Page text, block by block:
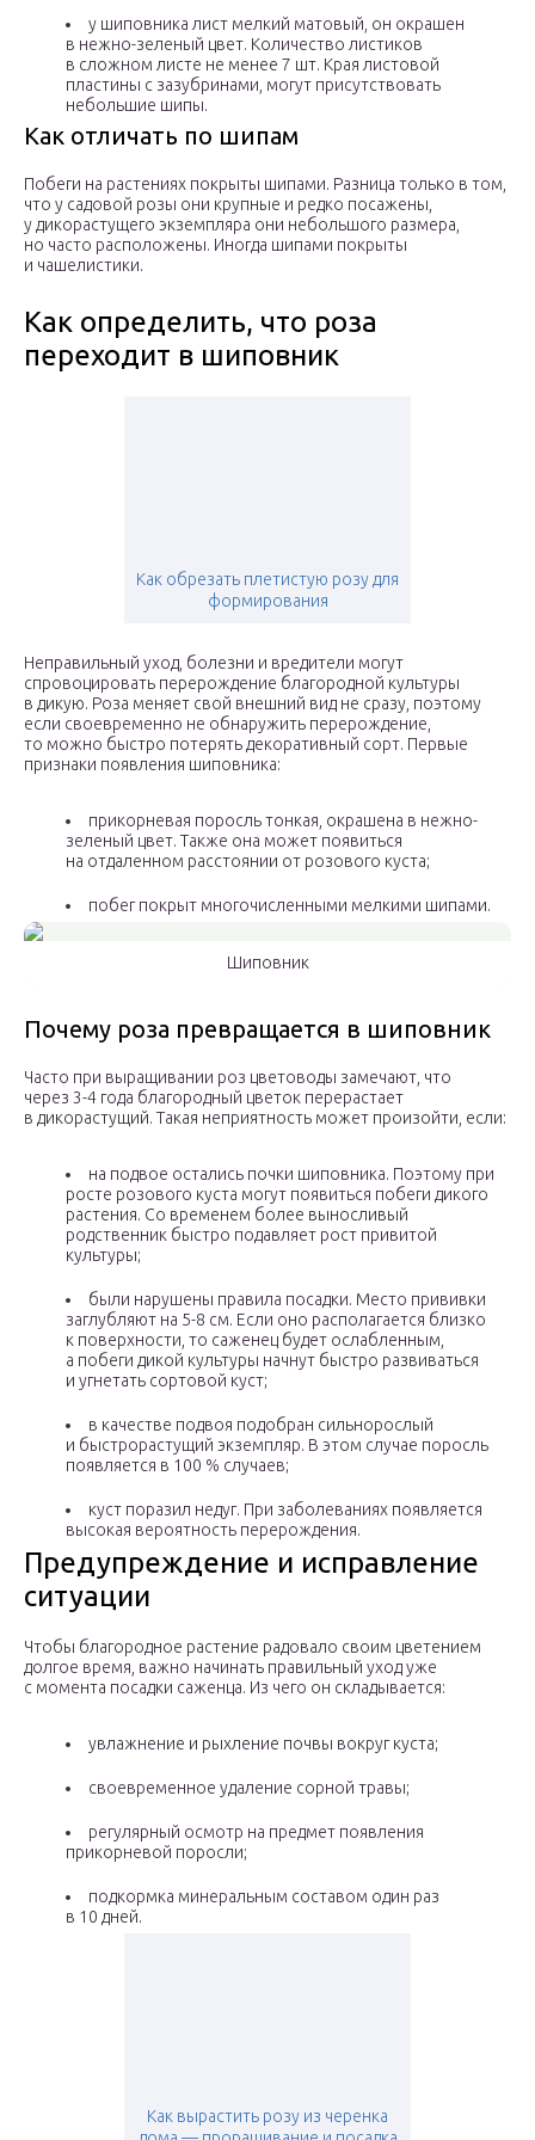
у шиповника лист мелкий матовый, он окрашен
в нежно-зеленый цвет. Количество листиков
в сложном листе не менее 7 шт. Края листовой
пластины с зазубринами, могут присутствовать
небольшие шипы.
Как отличать по шипам
Побеги на растениях покрыты шипами. Разница только в том,
что у садовой розы они крупные и редко посажены,
у дикорастущего экземпляра они небольшого размера,
но часто расположены. Иногда шипами покрыты
и чашелистики.
Как определить, что роза
переходит в шиповник
Как обрезать плетистую розу для
формирования
Неправильный уход, болезни и вредители могут
спровоцировать перерождение благородной культуры
в дикую. Роза меняет свой внешний вид не сразу, поэтому
если своевременно не обнаружить перерождение,
то можно быстро потерять декоративный сорт. Первые
признаки появления шиповника:
прикорневая поросль тонкая, окрашена в нежно-
зеленый цвет. Также она может появиться
на отдаленном расстоянии от розового куста;
побег покрыт многочисленными мелкими шипами.
Шиповник
Почему роза превращается в шиповник
Часто при выращивании роз цветоводы замечают, что
через 3-4 года благородный цветок перерастает
в дикорастущий. Такая неприятность может произойти, если:
на подвое остались почки шиповника. Поэтому при
росте розового куста могут появиться побеги дикого
растения. Со временем более выносливый
родственник быстро подавляет рост привитой
культуры;
были нарушены правила посадки. Место прививки
заглубляют на 5-8 см. Если оно располагается близко
к поверхности, то саженец будет ослабленным,
а побеги дикой культуры начнут быстро развиваться
и угнетать сортовой куст;
в качестве подвоя подобран сильнорослый
и быстрорастущий экземпляр. В этом случае поросль
появляется в 100 % случаев;
куст поразил недуг. При заболеваниях появляется
высокая вероятность перерождения.
Предупреждение и исправление
ситуации
Чтобы благородное растение радовало своим цветением
долгое время, важно начинать правильный уход уже
с момента посадки саженца. Из чего он складывается:
увлажнение и рыхление почвы вокруг куста;
своевременное удаление сорной травы;
регулярный осмотр на предмет появления
прикорневой поросли;
подкормка минеральным составом один раз
в 10 дней.
Как вырастить розу из черенка